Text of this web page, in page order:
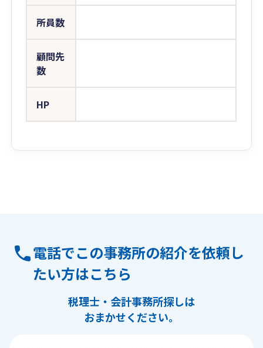
所員数
顧問先
数
HP
電話でこの事務所の紹介を依頼し
たい方はこちら
税理士・会計事務所探しは
おまかせください。